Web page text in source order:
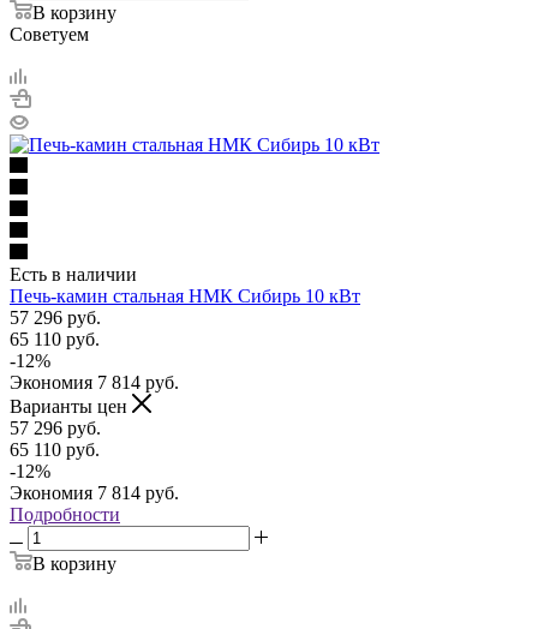
В корзину
Советуем
Есть в наличии
Печь-камин стальная НМК Сибирь 10 кВт
57 296 руб.
65 110 руб.
-12%
Экономия 7 814 руб.
Варианты цен
57 296 руб.
65 110 руб.
-12%
Экономия 7 814 руб.
Подробности
В корзину